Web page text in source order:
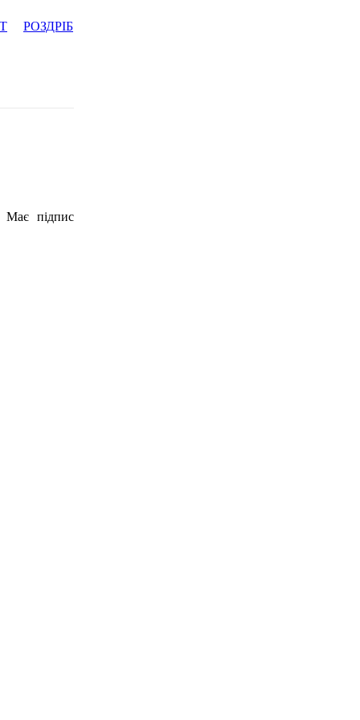
РОЗДРІБ
Має підпис